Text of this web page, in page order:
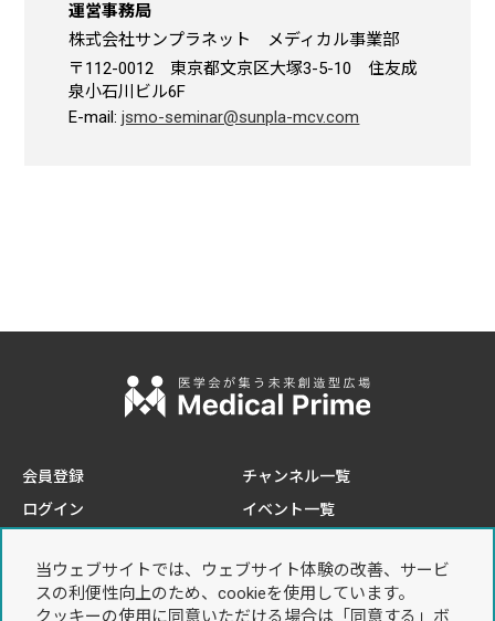
運営事務局
株式会社サンプラネット メディカル事業部
〒112-0012 東京都文京区大塚3-5-10 住友成
泉小石川ビル6F
E-mail:jsmo-seminar@sunpla-mcv.com
当ウェブサイトでは、ウェブサイト体験の改善、サービ
スの利便性向上のため、cookieを使用しています。
クッキーの使用に同意いただける場合は「同意する」ボ
会員登録
ログイン
チャンネル一覧
イベント一覧
このサイトについて
推奨環境
プライバシーポリシー
個人情報の取り扱いについて